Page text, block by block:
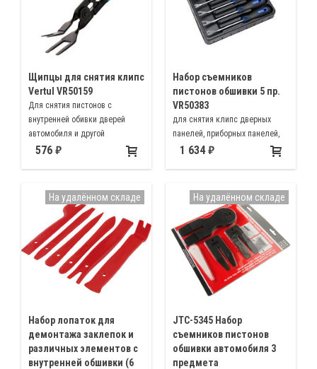
Щипцы для снятия клипс
Vertul VR50159
Для снятия пистонов с
внутренней обивки дверей
автомобиля и другой
внутренней отделки,
576
Набор съемников
пистонов обшивки 5 пр.
VR50383
для снятия клипс дверных
панелей, приборных панелей,
обшивок, декоративных
1 634
Набор лопаток для
демонтажа заклепок и
различных элементов с
внутренней обшивки (6
На удалённом складе
JTC-5345 Набор
съемников пистонов
обшивки автомобиля 3
предмета
На удалённом складе